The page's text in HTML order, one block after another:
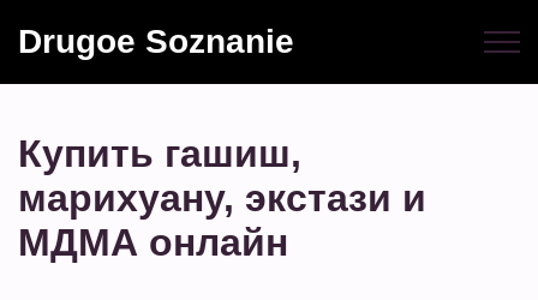
Drugoe Soznanie
Купить гашиш,
марихуану, экстази и
МДМА онлайн